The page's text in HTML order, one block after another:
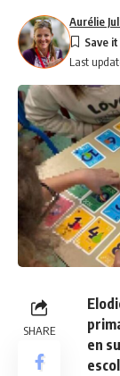
Last
Aurélie
SHARE
en